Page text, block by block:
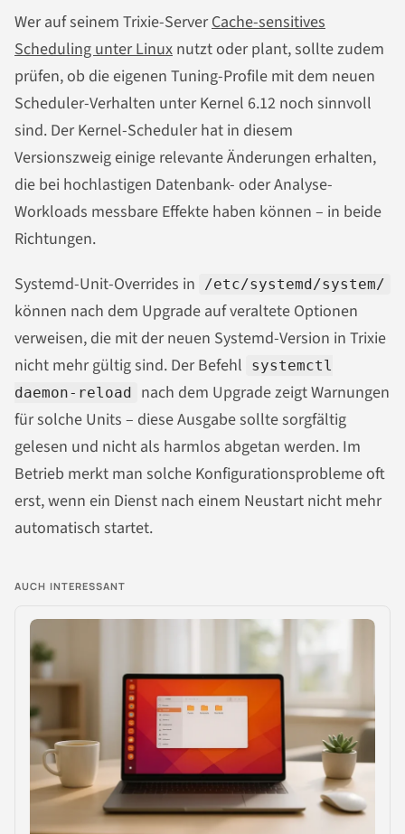
Wer auf seinem Trixie-ServerCache-sensitives
Scheduling unter Linux nutzt oder plant, sollte zudem
prüfen, ob die eigenen Tuning-Profile mit dem neuen
Scheduler-Verhalten unter Kernel 6.12 noch sinnvoll
sind. Der Kernel-Scheduler hat in diesem
Versionszweig einige relevante Änderungen erhalten,
die bei hochlastigen Datenbank- oder Analyse-
Workloads messbare Effekte haben können – in beide
Richtungen.
Systemd-Unit-Overrides in
/etc/systemd/system/
können nach dem Upgrade auf veraltete Optionen
verweisen, die mit der neuen Systemd-Version in Trixie
nicht mehr gültig sind. Der Befehl
systemctl
daemon-reload
nach dem Upgrade zeigt Warnungen
für solche Units – diese Ausgabe sollte sorgfältig
gelesen und nicht als harmlos abgetan werden. Im
Betrieb merkt man solche Konfigurationsprobleme oft
erst, wenn ein Dienst nach einem Neustart nicht mehr
automatisch startet.
AUCH INTERESSANT